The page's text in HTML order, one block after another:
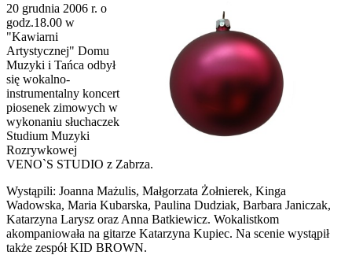
20 grudnia 2006 r. o
godz.18.00 w
"Kawiarni
Artystycznej" Domu
Muzyki i Tańca odbył
się wokalno-
instrumentalny koncert
piosenek zimowych w
wykonaniu słuchaczek
Studium Muzyki
Rozrywkowej
VENO`S STUDIO z Zabrza.
Wystąpili: Joanna Mażulis, Małgorzata Żołnierek, Kinga
Wadowska, Maria Kubarska, Paulina Dudziak, Barbara Janiczak,
Katarzyna Larysz oraz Anna Batkiewicz. Wokalistkom
akompaniowała na gitarze Katarzyna Kupiec. Na scenie wystąpił
także zespół KID BROWN.